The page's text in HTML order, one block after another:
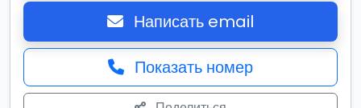
Написать email
Показать номер